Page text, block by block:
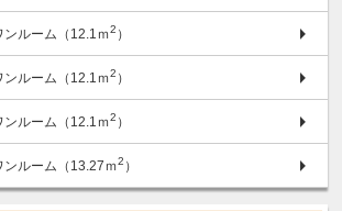
ルーム（12.1ｍ2 ）
ルーム（12.1ｍ2 ）
ルーム（12.1ｍ2 ）
ルーム（13.27ｍ2 ）